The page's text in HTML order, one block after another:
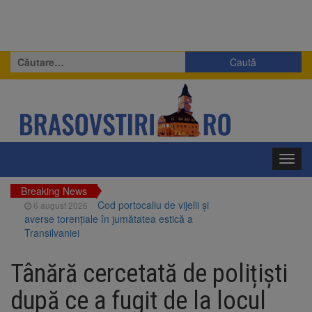
Caută
după:
Breaking News
6 august 2026
Cod portocaliu de vijelii și
averse torențiale în jumătatea estică a
Transilvaniei
după ce și-ar fi agresat soția de două ori în
câteva zile
6 august 2026
Urmele atelajului i-au condus
pe polițiști la cioate. Bărbat prins în pădure la
Tânără cercetată de polițiști
după ce a fugit de la locul